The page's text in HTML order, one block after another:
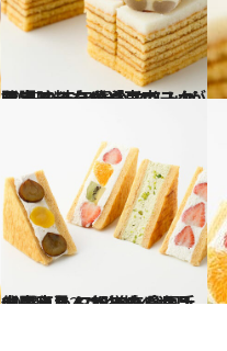
2025.3.7
限定スイーツやユニークな調味料など「東京スカイツリータウン（R）」が誇る2025年春のマストバイアイテム10選
グルメ
2024.12.29
【関東】47都道府県の手土産リスト2025｜全国1位のふわふわバウムサンド、必見！《各地の逸品21選》
グルメ